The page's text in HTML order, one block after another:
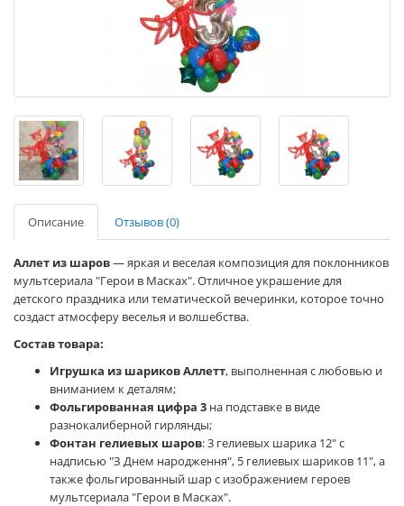
Описание Отзывов (0)
Аллет из шаров— яркая и веселая композиция для поклонников
мультсериала "Герои в Масках". Отличное украшение для
детского праздника или тематической вечеринки, которое точно
создаст атмосферу веселья и волшебства.
Состав товара:
Игрушка из шариков Аллетт, выполненная с любовью и
вниманием к деталям;
Фольгированная цифра 3 на подставке в виде
разнокалиберной гирлянды;
Фонтан гелиевых шаров: 3 гелиевых шарика 12" с
надписью "З Днем народження", 5 гелиевых шариков 11", а
также фольгированный шар с изображением героев
мультсериала "Герои в Масках".